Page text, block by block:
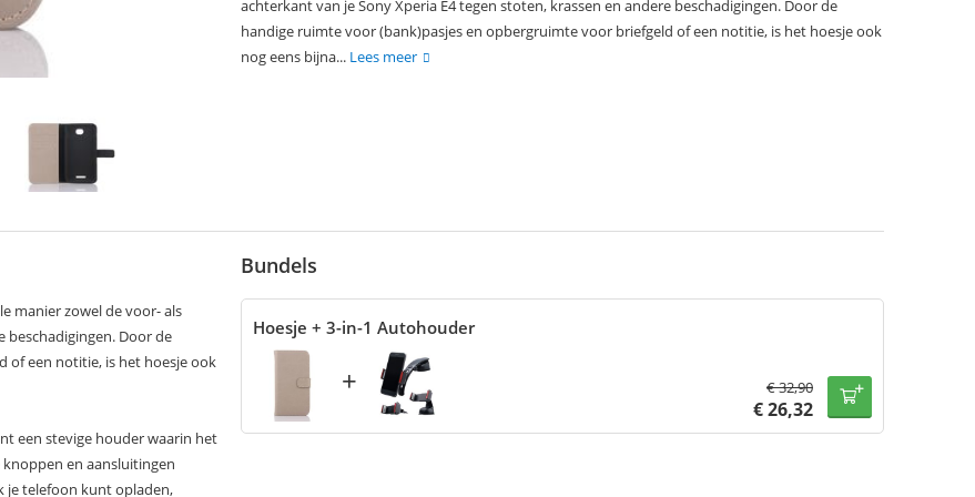
achterkant van je Sony Xperia E4 tegen stoten, krassen en andere beschadigingen. Door de
handige ruimte voor (bank)pasjes en opbergruimte voor briefgeld of een notitie, is het hoesje ook
nog eens bijna... Lees meer
manier zowel de voor- als
beschadigingen. Door de
of een notitie, is het hoesje ook
een stevige houder waarin het
en aansluitingen
je telefoon kunt opladen,
Bundels
Hoesje + 3-in-1 Autohouder
+ €32,90
€26,32